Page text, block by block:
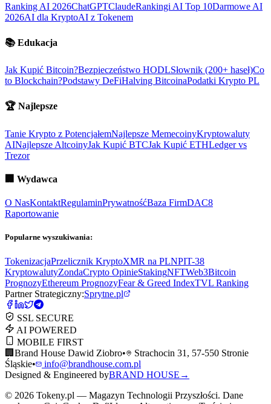
Ranking AI 2026ChatGPTClaudeRankingi AI Top 10Darmowe AI
2026AI dla KryptoAI z Tokenem
📚 Edukacja
Jak Kupić Bitcoin?Bezpieczeństwo HODLSłownik (200+ haseł)Co
to Blockchain?Podstawy DeFiHalving BitcoinaPodatki Krypto PL
🏆 Najlepsze
Tanie Krypto z PotencjałemNajlepsze MemecoinyKryptowaluty
AINajlepsze AltcoinyJak Kupić BTCJak Kupić ETHLedger vs
Trezor
🏢 Wydawca
O NasKontaktRegulaminPrywatnośćBaza FirmDAC8
Raportowanie
Popularne wyszukiwania:
TokenizacjaPrzelicznik KryptoXMR na PLNPIT-38
KryptowalutyZondaCrypto OpinieStakingNFTWeb3Bitcoin
PrognozyEthereum PrognozyFear & Greed IndexTVL Ranking
Partner Strategiczny:Sprytne.pl
SSL SECURE
AI POWERED
MOBILE FIRST
🏢 Brand House Dawid Ziobro•
Strachocin 31, 57-550 Stronie
Śląskie•
info@brandhouse.com.pl
Designed & Engineered byBRAND HOUSE →
© 2026 Tokeny.pl — Magazyn Technologii Przyszłości. Dane